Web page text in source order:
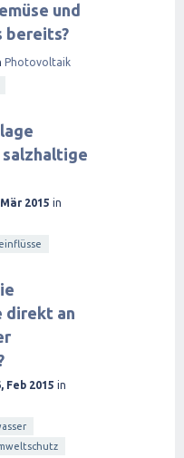
und
bereits?
Photovoltaik
2015 in
direkt an
Feb 2015 in